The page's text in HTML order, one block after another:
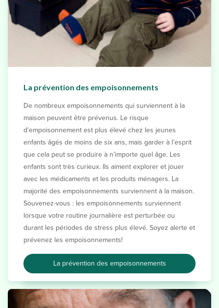
La prévention des empoisonnements
De nombreux empoisonnements qui surviennent à la
maison peuvent être prévenus. Le risque
d’empoisonnement est plus élevé chez les jeunes
enfants âgés de moins de six ans, mais garder à l’esprit
que cela peut se produire à n’importe quel âge. Les
enfants sont très curieux. Ils aiment explorer et jouer
avec les médicaments et les produits ménagers. La
majorité des empoisonnements surviennent à la maison.
Souvenez-vous : les empoisonnements surviennent
lorsque votre routine journalière est perturbée ou
durant les périodes de stress plus élevé. Soyez alerte et
prévenez les empoisonnements!
La prévention des empoisonnements